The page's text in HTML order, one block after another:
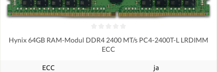
Hynix 64GB RAM-Modul DDR4 2400 MT/s PC4-2400T-L LRDIMM
ECC
ECC
ja